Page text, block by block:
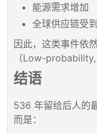
能源需求增加
全球供应链受
因此，这类事件依
（Low-
结语
536 年留给后人的
而是：